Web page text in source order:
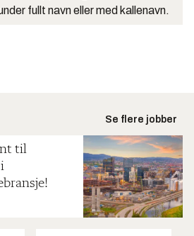
fullt navn eller med kallenavn.
Se flere jobber
til